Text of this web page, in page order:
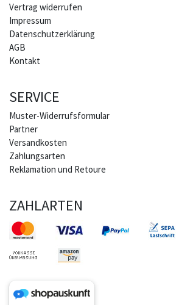
Vertrag widerrufen
Impressum
Daten­schutz­erklärung
AGB
Kontakt
SERVICE
Muster-Widerrufsformular
Partner
Versandkosten
Zahlungsarten
Reklamation und Retoure
ZAHLARTEN